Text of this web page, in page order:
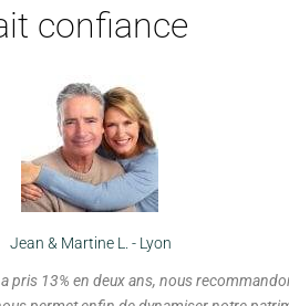
confiance
Jean & Martine L. - Lyon
pris 13% en deux ans, nous